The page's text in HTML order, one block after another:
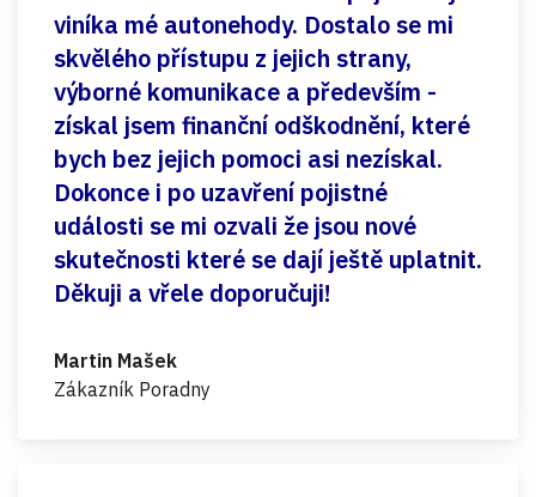
viníka mé autonehody. Dostalo se mi
skvělého přístupu z jejich strany,
výborné komunikace a především -
získal jsem finanční odškodnění, které
bych bez jejich pomoci asi nezískal.
Dokonce i po uzavření pojistné
události se mi ozvali že jsou nové
skutečnosti které se dají ještě uplatnit.
Děkuji a vřele doporučuji!
Martin Mašek
Zákazník Poradny